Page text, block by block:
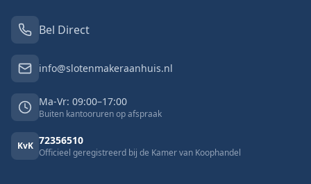
Bel Direct
info@slotenmakeraanhuis.nl
Ma-Vr: 09:00–17:00
Buiten kantooruren op afspraak
KvK 72356510
Officieel geregistreerd bij de Kamer van Koophandel